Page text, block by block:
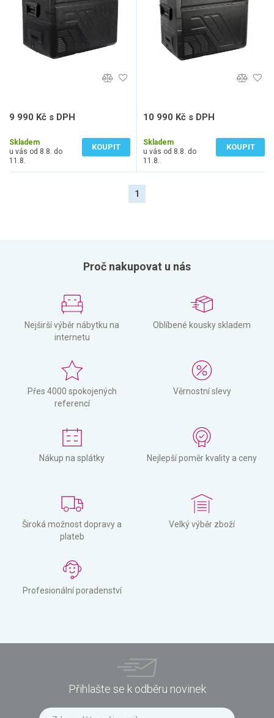
9 990 Kč s DPH
Skladem
u vás od 8.8. do
11.8.
KOUPIT
10 990 Kč s DPH
Skladem
u vás od 8.8. do
11.8.
KOUPIT
1
Proč nakupovat u nás
Nejširší výběr nábytku na
internetu
Oblíbené kousky skladem
Přes 4000 spokojených
referencí
Věrnostní slevy
Nákup na splátky Nejlepší poměr kvality a ceny
Široká možnost dopravy a
plateb
Velký výběr zboží
Profesionální poradenství
Přihlašte se k odběru novinek